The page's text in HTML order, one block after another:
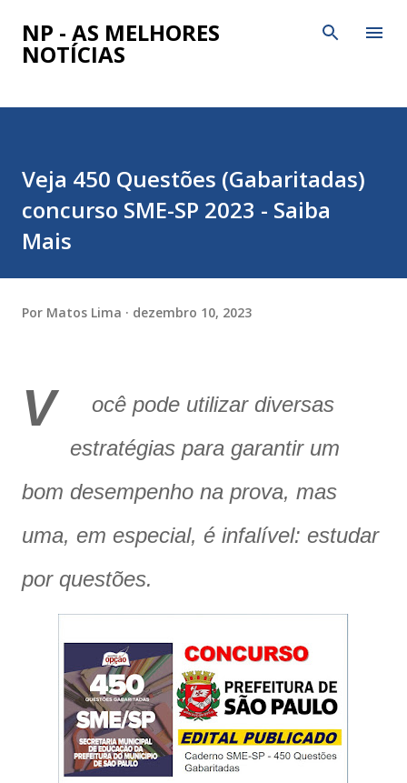
Pular para o conteúdo principal
NP - AS MELHORES
NOTÍCIAS
Veja 450 Questões (Gabaritadas)
concurso SME-SP 2023 - Saiba
Mais
Por Matos Lima dezembro 10, 2023
V
ocê pode utilizar diversas
estratégias para garantir um
bom desempenho na prova, mas
uma, em especial, é infalível: estudar
por questões.